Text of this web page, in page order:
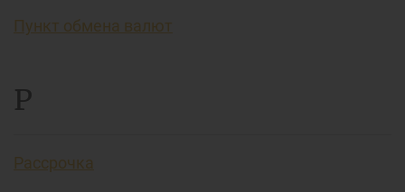
Пункт обмена валют
Р
Рассрочка